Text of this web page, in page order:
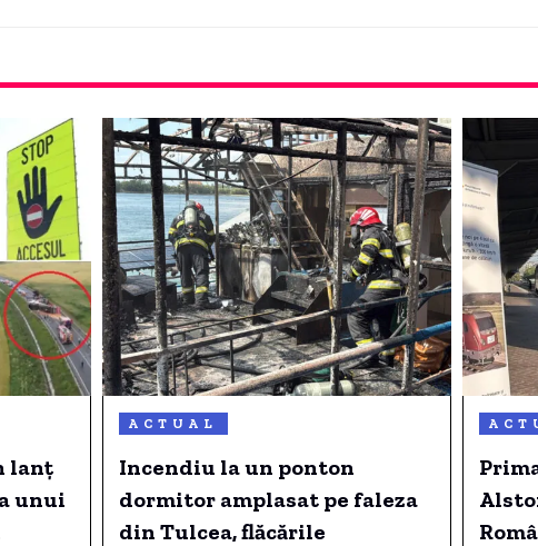
lanț
unui
ACTUAL
Incendiu la un ponton
dormitor amplasat pe faleza
din Tulcea, flăcările